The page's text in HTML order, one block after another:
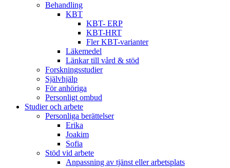
Behandling
KBT
KBT- ERP
KBT-HRT
Fler KBT-varianter
Läkemedel
Länkar till vård & stöd
Forskningsstudier
Självhjälp
För anhöriga
Personligt ombud
Studier och arbete
Personliga berättelser
Erika
Joakim
Sofia
Stöd vid arbete
Anpassning av tjänst eller arbetsplats